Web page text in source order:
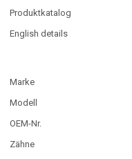
Produktkatalog
English details
Marke
Modell
OEM-Nr.
Zähne